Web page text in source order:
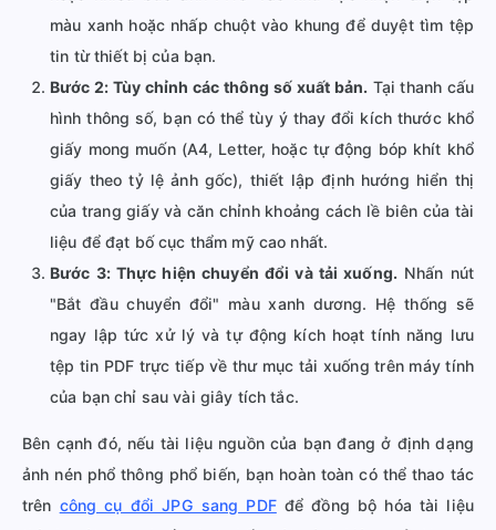
màu xanh hoặc nhấp chuột vào khung để duyệt tìm tệp
tin từ thiết bị của bạn.
Bước 2: Tùy chỉnh các thông số xuất bản. Tại thanh cấu
hình thông số, bạn có thể tùy ý thay đổi kích thước khổ
giấy mong muốn (A4, Letter, hoặc tự động bóp khít khổ
giấy theo tỷ lệ ảnh gốc), thiết lập định hướng hiển thị
của trang giấy và căn chỉnh khoảng cách lề biên của tài
liệu để đạt bố cục thẩm mỹ cao nhất.
Bước 3: Thực hiện chuyển đổi và tải xuống. Nhấn nút
"Bắt đầu chuyển đổi" màu xanh dương. Hệ thống sẽ
ngay lập tức xử lý và tự động kích hoạt tính năng lưu
tệp tin PDF trực tiếp về thư mục tải xuống trên máy tính
của bạn chỉ sau vài giây tích tắc.
Bên cạnh đó, nếu tài liệu nguồn của bạn đang ở định dạng
ảnh nén phổ thông phổ biến, bạn hoàn toàn có thể thao tác
trên công cụ đổi JPG sang PDFđể đồng bộ hóa tài liệu